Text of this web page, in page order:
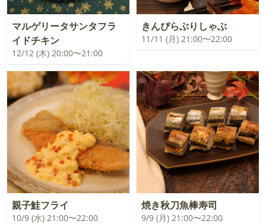
マルゲリータサンタフラ
イドチキン
12/12 (木) 20:00〜21:00
きんぴらぶりしゃぶ
11/11 (月) 21:00〜22:00
親子鮭フライ
10/9 (水) 21:00〜22:00
焼き秋刀魚棒寿司
9/9 (月) 21:00〜22:00